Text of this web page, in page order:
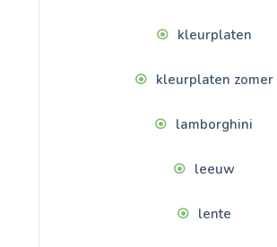
kleurplaten
kleurplaten zomer
lamborghini
leeuw
lente